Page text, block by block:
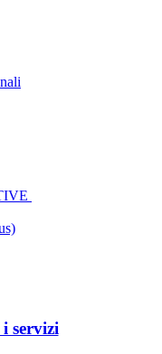
servizi